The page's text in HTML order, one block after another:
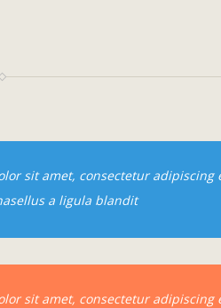
sit amet, consectetur adipiscing
a ligula blandit
sit amet, consectetur adipiscing